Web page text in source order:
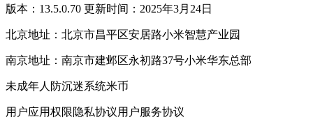
版本：13.5.0.70 更新时间：2025年3月24日
北京地址：北京市昌平区安居路小米智慧产业园
南京地址：南京市建邺区永初路37号小米华东总部
未成年人防沉迷系统米币
用户应用权限隐私协议用户服务协议